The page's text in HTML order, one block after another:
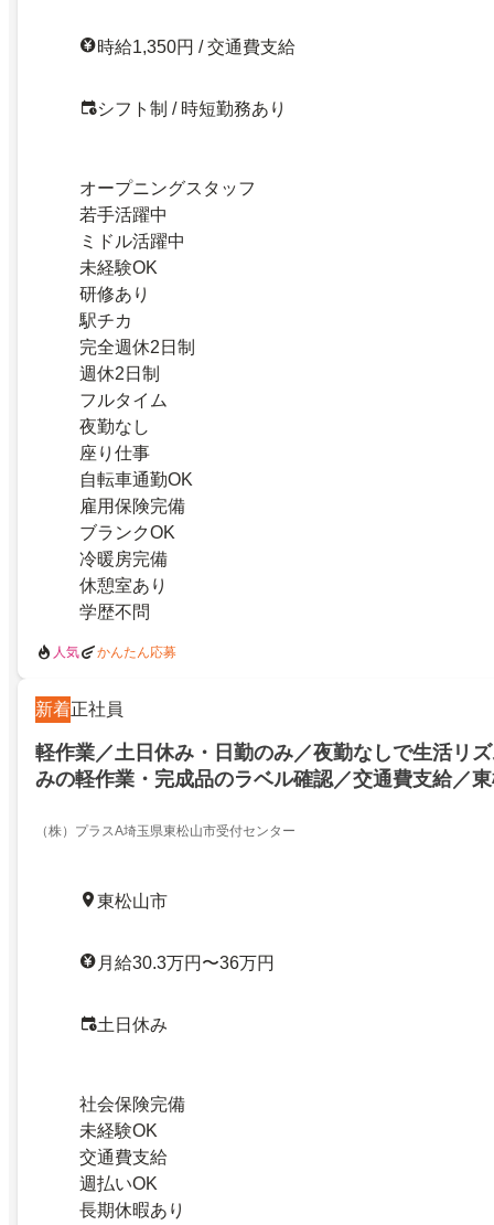
時給1,350円 / 交通費支給
シフト制 / 時短勤務あり
オープニングスタッフ
若手活躍中
ミドル活躍中
未経験OK
研修あり
駅チカ
完全週休2日制
週休2日制
フルタイム
夜勤なし
座り仕事
自転車通勤OK
雇用保険完備
ブランクOK
冷暖房完備
休憩室あり
学歴不問
人気 かんたん応募
新着正社員
軽作業／土日休み・日勤のみ／夜勤なしで生活リ
みの軽作業・完成品のラベル確認／交通費支給／
（株）プラスA埼玉県東松山市受付センター
東松山市
月給30.3万円〜36万円
土日休み
社会保険完備
未経験OK
交通費支給
週払いOK
長期休暇あり